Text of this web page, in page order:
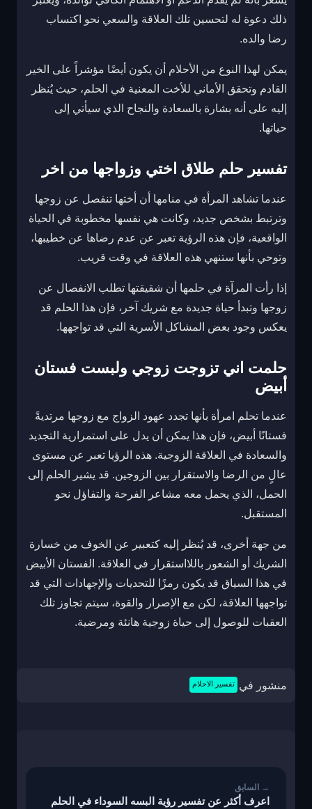
ذلك دعوة له لتحسين تلك العلاقة والسعي نحو اكتساب
رضا والده.
يمكن لهذا النوع من الأحلام أن يكون أيضًا مؤشراً على الخير
القادم وتحقق الأماني للأخت المعنية في الحلم، حيث يُنظر
إليه على أنه بشارة بالسعادة والنجاح الذي سيأتي إلى
حياتها.
تفسير حلم طلاق اختي وزواجها من اخر
عندما تشاهد المرأة في منامها أن أختها تنفصل عن زوجها
وترتبط بشخص جديد، وكانت هي نفسها مخطوبة في الحياة
الواقعية، فإن هذه الرؤية تعبر عن عدم رضاها عن خطيبها،
وتوحي بأنها ستنهي هذه العلاقة في وقت قريب.
إذا رأت المرآة في حلمها أن شقيقتها تطلب الانفصال عن
زوجها وتبدأ حياة جديدة مع شريك آخر، فإن هذا الحلم قد
يعكس وجود بعض المشاكل الأسرية التي قد تواجهها.
حلمت اني تزوجت زوجي ولبست فستان
أبيض
عندما تحلم امرأة بأنها تجدد عهود الزواج مع زوجها مرتديةً
فستانًا أبيض، فإن هذا يمكن أن يدل على استمرارية التجديد
والسعادة في العلاقة الزوجية. هذه الرؤيا تعبر عن مستوى
عالٍ من الرضا والاستقرار بين الزوجين. قد يشير الحلم إلى
الحمل، الذي يحمل معه مشاعر الفرحة والتفاؤل نحو
المستقبل.
من جهة أخرى، قد يُنظر إليه كتعبير عن الخوف من خسارة
الشريك أو الشعور باللااستقرار في العلاقة. الفستان الأبيض
في هذا السياق قد يكون رمزًا للتحديات والإجهادات التي قد
تواجهها العلاقة، لكن مع الإصرار والقوة، سيتم تجاوز تلك
العقبات للوصول إلى حياة زوجية هانئة ومرضية.
منشور في تفسير الاحلام
اعرف أكثر عن تفسير رؤية البسه السوداء في الحلم